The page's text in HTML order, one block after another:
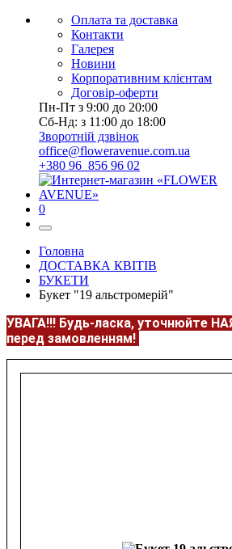
Оплата та доставка
Контакти
Галерея
Новини
Корпоративним клієнтам
Договір-оферти
Пн-Пт з 9:00 до 20:00
Сб-Нд: з 11:00 до 18:00
Зворотній дзвінок
office@floweravenue.com.ua
+380 96 856 96 02
0
Головна
ДОСТАВКА КВІТІВ
БУКЕТИ
Букет "19 альстромерій"
УВАГА!!! Будь-ласка, уточнюйте
перед замовленням!